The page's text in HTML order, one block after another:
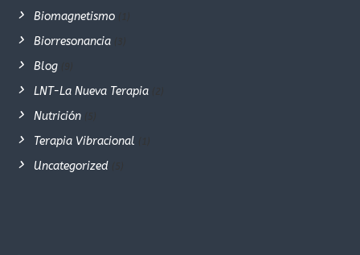
Biomagnetismo(1)
Biorresonancia(3)
Blog(9)
LNT-La Nueva Terapia(2)
Nutrición(5)
Terapia Vibracional
Uncategorized